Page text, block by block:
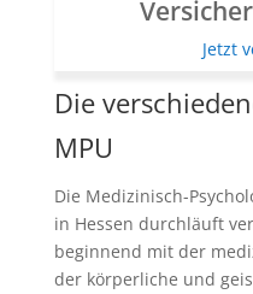
Jetzt
Die
MPU
Die Medizinisch-
in Hessen durchläuft
beginnend mit der
der körperliche und